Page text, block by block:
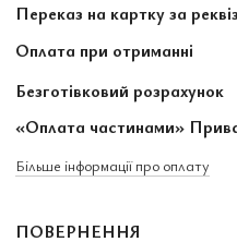
Переказ на картку за
Оплата при отриманні
Безготівковий розрахунок
«Оплата частинами»
Більше інформації про оплату
ПОВЕРНЕННЯ